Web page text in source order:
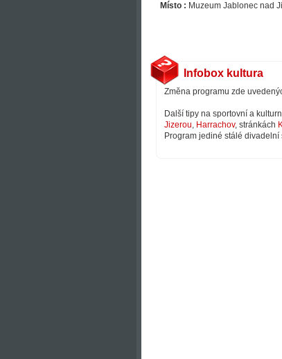
Místo : Muzeum Jablonec nad
Infobox kultura
Změna programu zde
Další tipy na sportovní a
Jizerou, Harrachov, stránkách
Program jediné stálé